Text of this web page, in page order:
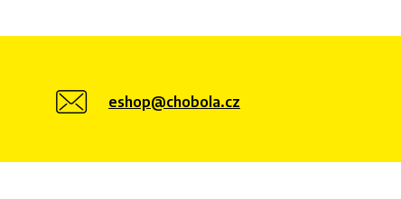
eshop@chobola.cz